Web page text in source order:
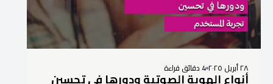
٢٨ أبريل ٢٠٢٥ 4 دقائق قراءة
أنواع الهوية الصوتية ودورها في تحسين